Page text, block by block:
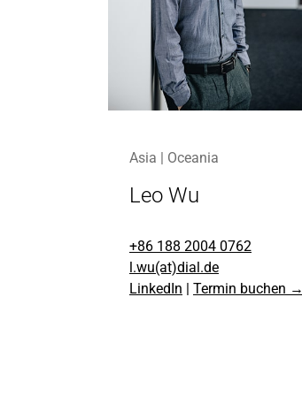
Asia | Oceania
Leo Wu
+86 188 2004 0762
l.wu(at)dial.de
LinkedIn | Termin buchen →